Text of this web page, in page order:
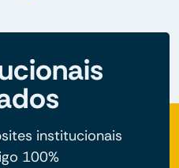
institucionais
100%